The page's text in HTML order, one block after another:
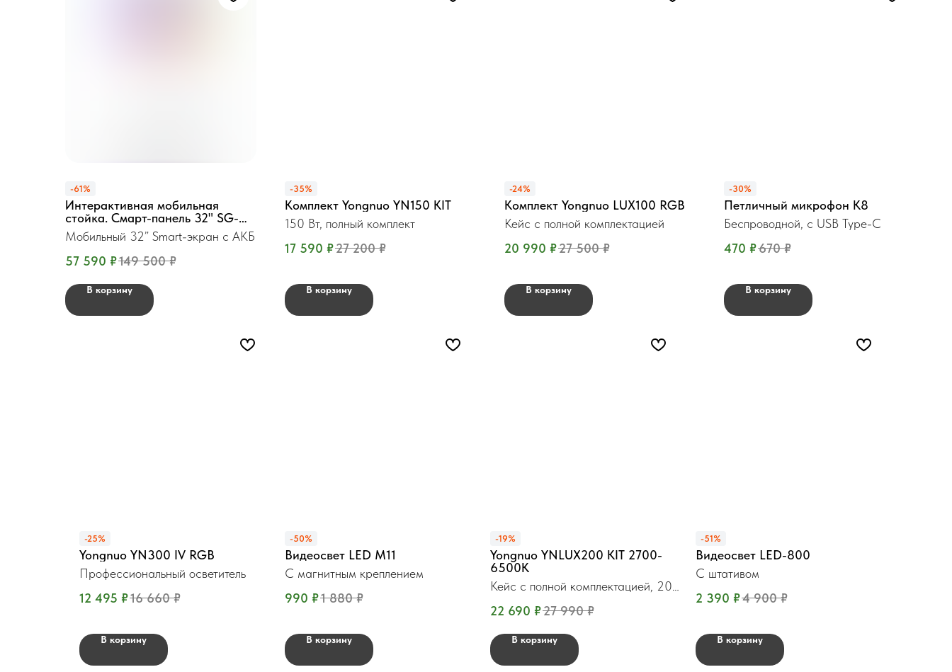
-61%
Интерактивная мобильная
стойка. Смарт-панель 32" SG-
QM32ST
Мобильный 32” Smart-экран с АКБ
57 590 ₽149 500 ₽
В корзину
-35%
Комплект Yongnuo YN150 KIT
150 Вт, полный комплект
17 590 ₽27 200 ₽
В корзину
-24%
Комплект Yongnuo LUX100 RGB
Кейс с полной комплектацией
20 990 ₽27 500 ₽
В корзину
-30%
Петличный микрофон К8
Беспроводной, c USB Type-C
470 ₽670 ₽
В корзину
-25%
Yongnuo YN300 IV RGB
Профессиональный осветитель
12 495 ₽16 660 ₽
В корзину
-50%
Видеосвет LED M11
С магнитным креплением
990 ₽1 880 ₽
В корзину
-19%
Yongnuo YNLUX200 KIT 2700-
6500К
Кейс с полной комплектацией, 200
22 690 ₽27 990 ₽
В корзину
-51%
Видеосвет LED-800
С штативом
2 390 ₽4 900 ₽
В корзину